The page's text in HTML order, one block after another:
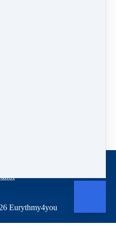
Eurythmy4you